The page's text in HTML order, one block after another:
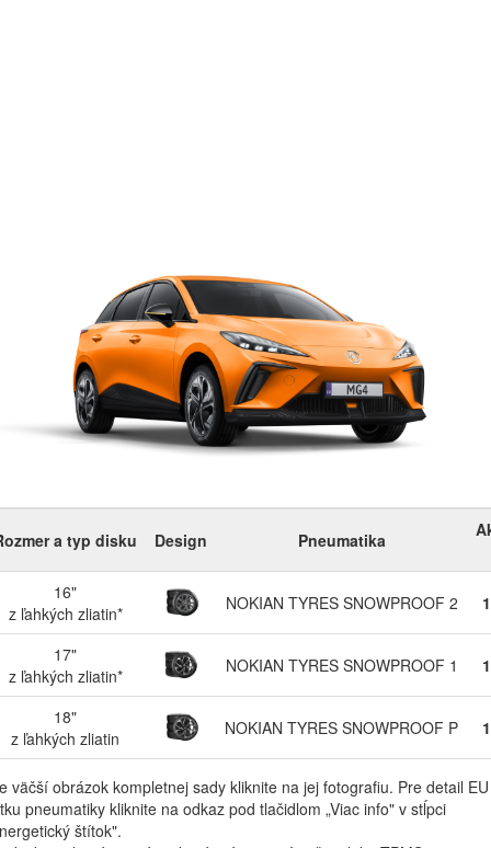
a typ disku Design Pneumatika
16"
z ľahkých zliatin*
NOKIAN TYRES SNOWPROOF 2
17"
z ľahkých zliatin*
NOKIAN TYRES SNOWPROOF 1
18"
z ľahkých zliatin
NOKIAN TYRES SNOWPROOF P
väčší obrázok kompletnej sady kliknite na jej fotografiu. Pre detail EU
pneumatiky kliknite na odkaz pod tlačidlom „Viac info" v stĺpci
štítok".